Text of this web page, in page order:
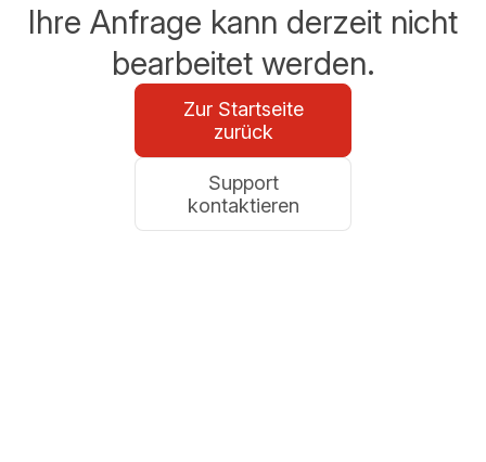
Ihre Anfrage kann derzeit nicht
bearbeitet werden.
Zur Startseite
zurück
Support
kontaktieren